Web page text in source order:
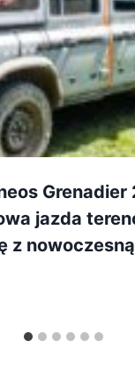
jazda
z nowoczesną